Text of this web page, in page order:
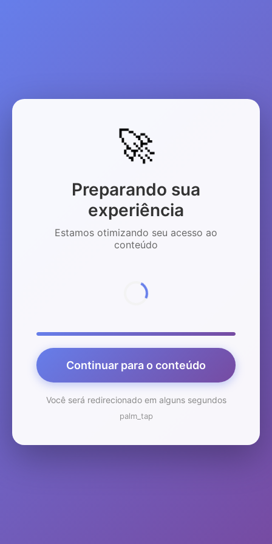
🚀
Preparando sua
experiência
Estamos otimizando seu acesso ao
conteúdo
Continuar para o conteúdo
Você será redirecionado em alguns segundos
palm_tap